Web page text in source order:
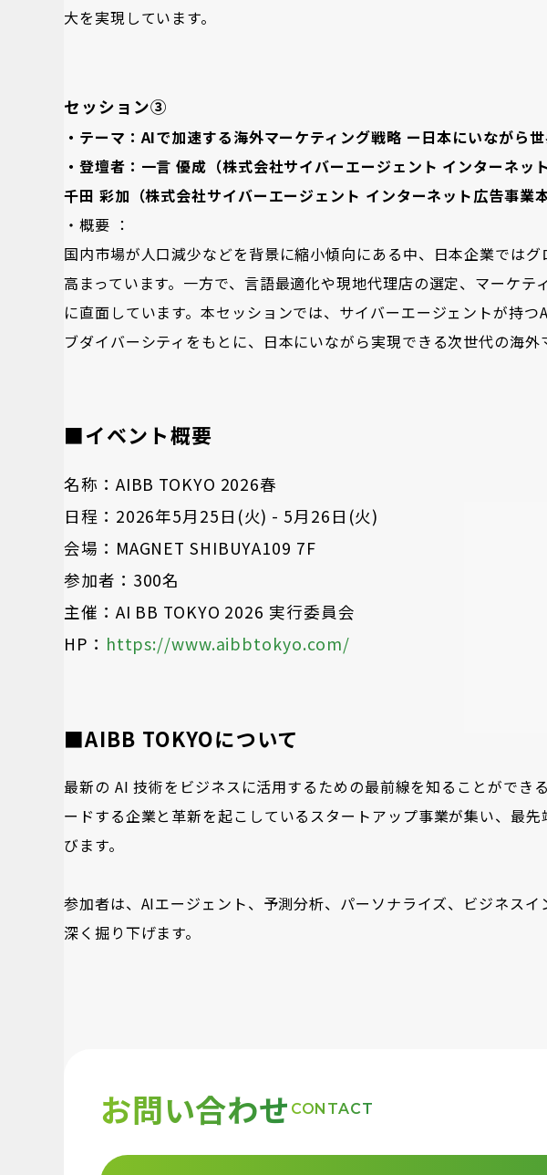
大を実現しています。
セッション③
・テーマ：AIで加速する海外マーケティング戦略 ー日本にいながら
・登壇者：一言 優成（株式会社サイバーエージェント インターネッ
千田 彩加（株式会社サイバーエージェント インターネット広告事業
・概要 ：
国内市場が人口減少などを背景に縮小傾向にある中、日本企業では
高まっています。一方で、言語最適化や現地代理店の選定、マーケ
に直面しています。本セッションでは、サイバーエージェントが持
ブダイバーシティをもとに、日本にいながら実現できる次世代の海外
■イベント概要
名称：AIBB TOKYO 2026春
日程：2026年5月25日(火) - 5月26日(火)
会場：MAGNET SHIBUYA109 7F
参加者：300名
主催：AI BB TOKYO 2026 実行委員会
HP： https://www.aibbtokyo.com/
■AIBB TOKYOについて
最新の AI 技術をビジネスに活用するための最前線を知ることができ
ードする企業と革新を起こしているスタートアップ事業が集い、最
びます。
参加者は、AIエージェント、予測分析、パーソナライズ、ビジネス
深く掘り下げます。
お問い合わせ CONTACT